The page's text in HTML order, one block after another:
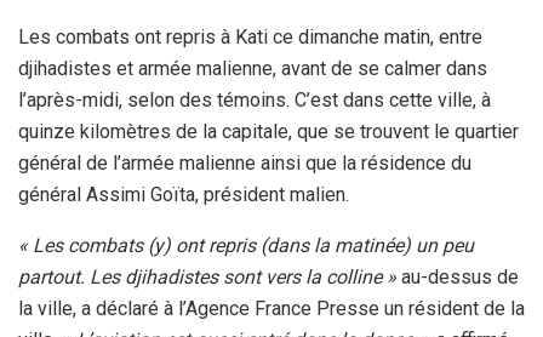
Les combats ont repris à Kati ce dimanche matin, entre
djihadistes et armée malienne, avant de se calmer dans
l’après-midi, selon des témoins. C’est dans cette ville, à
quinze kilomètres de la capitale, que se trouvent le quartier
général de l’armée malienne ainsi que la résidence du
général Assimi Goïta, président malien.
« Les combats (y) ont repris (dans la matinée) un peu
partout. Les djihadistes sont vers la colline » au-dessus de
la ville, a déclaré à l’Agence France Presse un résident de la